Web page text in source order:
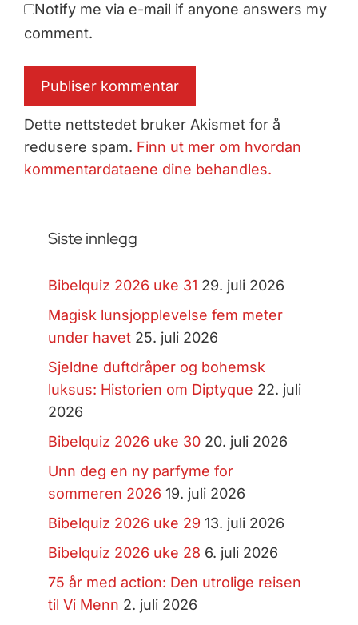
Notify me via e-mail if anyone answers my
comment.
Dette nettstedet bruker Akismet for å
redusere spam. Finn ut mer om hvordan
kommentardataene dine behandles.
Siste innlegg
Bibelquiz 2026 uke 31 29. juli 2026
Magisk lunsjopplevelse fem meter
under havet 25. juli 2026
Sjeldne duftdråper og bohemsk
luksus: Historien om Diptyque 22. juli
2026
Bibelquiz 2026 uke 30 20. juli 2026
Unn deg en ny parfyme for
sommeren 2026 19. juli 2026
Bibelquiz 2026 uke 29 13. juli 2026
Bibelquiz 2026 uke 28 6. juli 2026
75 år med action: Den utrolige reisen
til Vi Menn 2. juli 2026